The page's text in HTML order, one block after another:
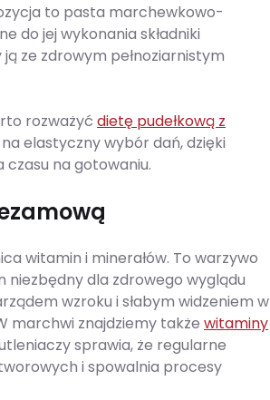
to pasta marchewkowo-
do jej wykonania składniki
ze zdrowym pełnoziarnistym
rozważyć dietę pudełkową z
elastyczny wybór dań, dzięki
na gotowaniu.
witamin i minerałów. To warzywo
dla zdrowego wyglądu
wzroku i słabym widzeniem w
marchwi znajdziemy także witaminy
sprawia, że regularne
i spowalnia procesy